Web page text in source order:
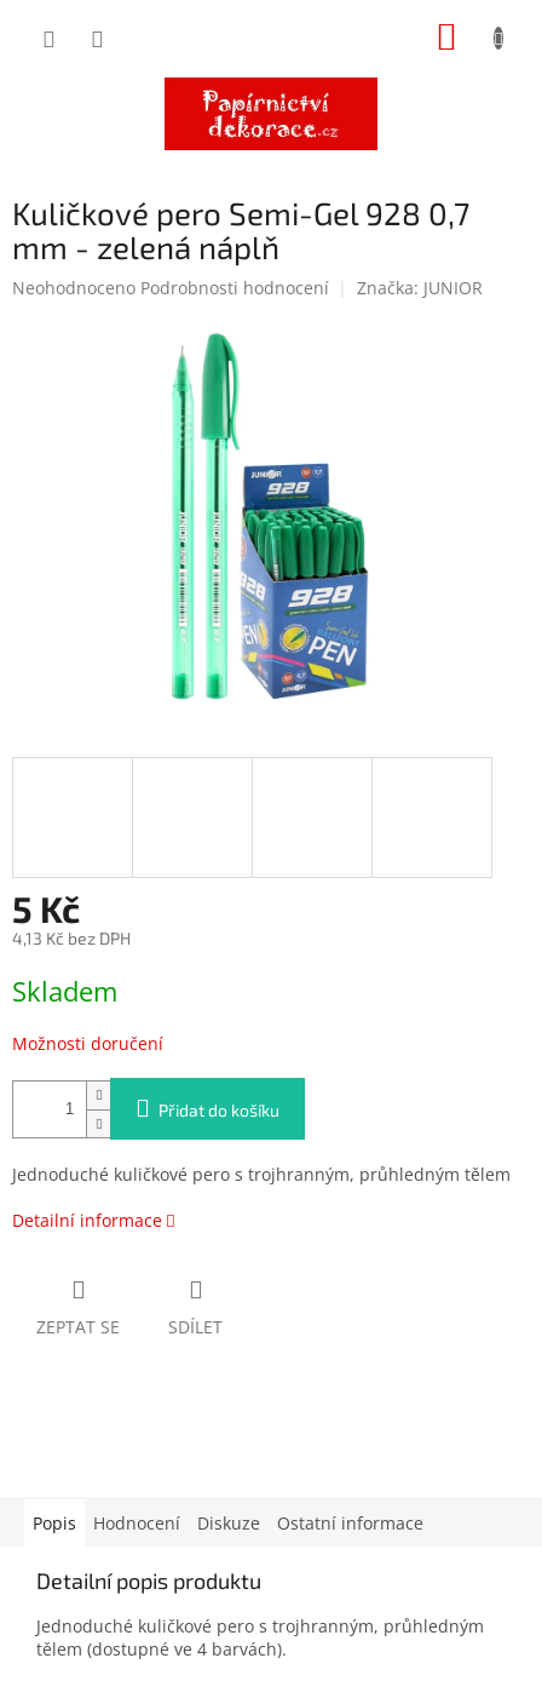
Kuličkové pero Semi-Gel 928 0,7
mm - zelená náplň
Průměrné
Neohodnoceno Podrobnosti hodnocení Značka: JUNIOR
5 Kč
4,13 Kč bez DPH
cena:
Skladem
Možnosti doručení
Přidat do košíku
Jednoduché kuličkové pero s trojhranným, průhledným tělem
Detailní informace
ZEPTAT SE SDÍLET
Popis Hodnocení Diskuze Ostatní informace
Detailní popis produktu
Jednoduché kuličkové pero s trojhranným, průhledným
tělem (dostupné ve 4 barvách).